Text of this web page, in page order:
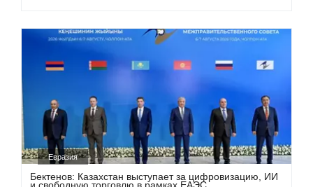
Евразия
Бектенов: Казахстан выступает за цифровизацию, ИИ